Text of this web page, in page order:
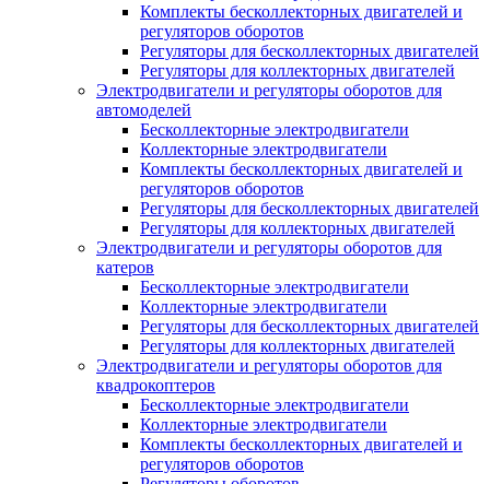
Комплекты бесколлекторных двигателей и
регуляторов оборотов
Регуляторы для бесколлекторных двигателей
Регуляторы для коллекторных двигателей
Электродвигатели и регуляторы оборотов для
автомоделей
Бесколлекторные электродвигатели
Коллекторные электродвигатели
Комплекты бесколлекторных двигателей и
регуляторов оборотов
Регуляторы для бесколлекторных двигателей
Регуляторы для коллекторных двигателей
Электродвигатели и регуляторы оборотов для
катеров
Бесколлекторные электродвигатели
Коллекторные электродвигатели
Регуляторы для бесколлекторных двигателей
Регуляторы для коллекторных двигателей
Электродвигатели и регуляторы оборотов для
квадрокоптеров
Бесколлекторные электродвигатели
Коллекторные электродвигатели
Комплекты бесколлекторных двигателей и
регуляторов оборотов